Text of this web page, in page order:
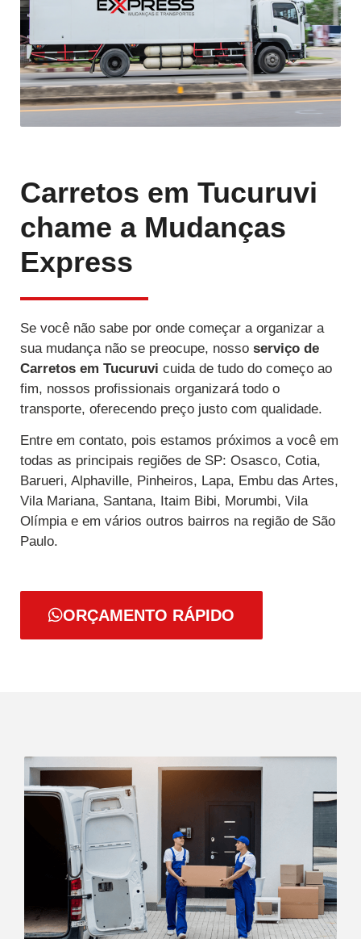
Carretos em Tucuruvi
chame a Mudanças
Express
Se você não sabe por onde começar a organizar a
sua mudança não se preocupe, nosso serviço de
Carretos em Tucuruvi cuida de tudo do começo ao
fim, nossos profissionais organizará todo o
transporte, oferecendo preço justo com qualidade.
Entre em contato, pois estamos próximos a você em
todas as principais regiões de SP: Osasco, Cotia,
Barueri, Alphaville, Pinheiros, Lapa, Embu das Artes,
Vila Mariana, Santana, Itaim Bibi, Morumbi, Vila
Olímpia e em vários outros bairros na região de São
Paulo.
ORÇAMENTO RÁPIDO